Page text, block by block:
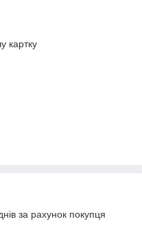
картку
за рахунок покупця